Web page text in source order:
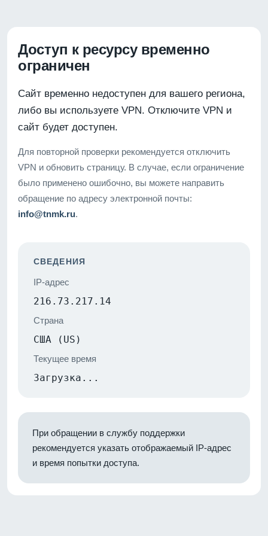
Доступ к ресурсу временно
ограничен
Сайт временно недоступен для вашего региона,
либо вы используете VPN. Отключите VPN и
сайт будет доступен.
Для повторной проверки рекомендуется отключить
VPN и обновить страницу. В случае, если ограничение
было применено ошибочно, вы можете направить
обращение по адресу электронной почты:
info@tnmk.ru.
СВЕДЕНИЯ
IP-адрес
216.73.217.14
Страна
США (US)
Текущее время
Загрузка...
При обращении в службу поддержки
рекомендуется указать отображаемый IP-адрес
и время попытки доступа.